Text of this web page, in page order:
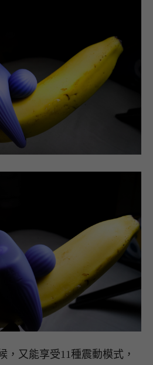
，又能享受11種震動模式，